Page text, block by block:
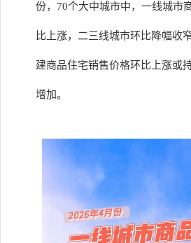
份，70个大中城市中，一线城市
比上涨，二三线城市环比降幅收
建商品住宅销售价格环比上涨或
增加。